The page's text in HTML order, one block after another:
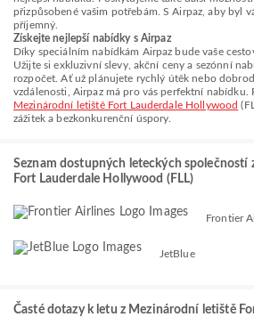
přizpůsobené vašim potřebám. S Airpaz, aby byl
příjemný.
Získejte nejlepší nabídky s Airpaz
Díky speciálním nabídkám Airpaz bude vaše
Užijte si exkluzivní slevy, akční ceny a sezónní
rozpočet. Ať už plánujete rychlý útěk nebo
vzdálenosti, Airpaz má pro vás perfektní nabídku.
Mezinárodní letiště Fort Lauderdale Hollywood
zážitek a bezkonkurenční úspory.
Seznam dostupných leteckých společností
Fort Lauderdale Hollywood (FLL)
Frontier
JetBlue
Časté dotazy k letu z Mezinárodní letiště